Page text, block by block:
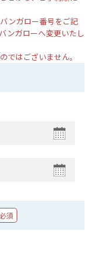
ンガロー番号をご記
ンガローへ変更いたし
はございません。
必須